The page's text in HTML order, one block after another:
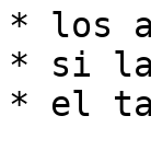
* los
* si la
* el